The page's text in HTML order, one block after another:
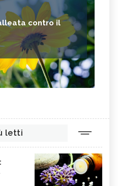
contro il
letti